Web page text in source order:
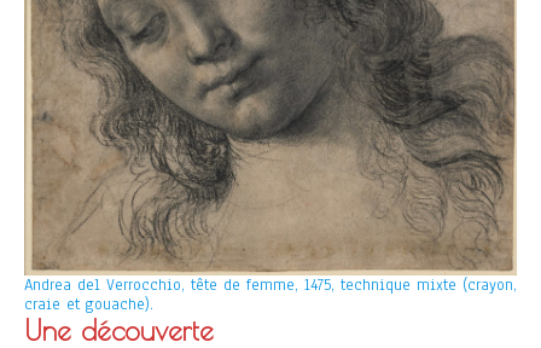
Andrea del Verrocchio, tête de femme, 1475, technique mixte (crayon,
craie et gouache).
Une découverte